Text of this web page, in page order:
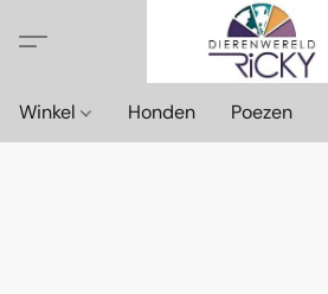
Winkel Honden Poezen